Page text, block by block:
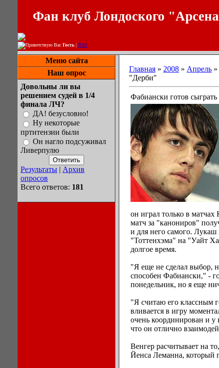
Фан клуб Лондоского
Приветствую Вас Гость | RSS
Меню сайта
Наш опрос
Довольны ли вы
решением судей в 1/4
финала ЛЧ?
ДА! безусловно!
Ну некоторые
пртитензии были
Он нагло подсуживал
Ливерпулю
Результаты | Архив
опросов
Всего ответов: 181
Главная » 2008 » Апрель »
"Дерби"
Фабиански готов
он играл только в
матч за "канониров"
и для него самого.
"Тоттенхэма" на "Уайт
долгое время.
"Я еще не сделал выбор,
способен Фабиански," -
понедельник, но я еще
"Я считаю его классным
вливается в игру
очень координирован и у
что он отлично
Венгер расчитывает на
Йенса Леманна, который